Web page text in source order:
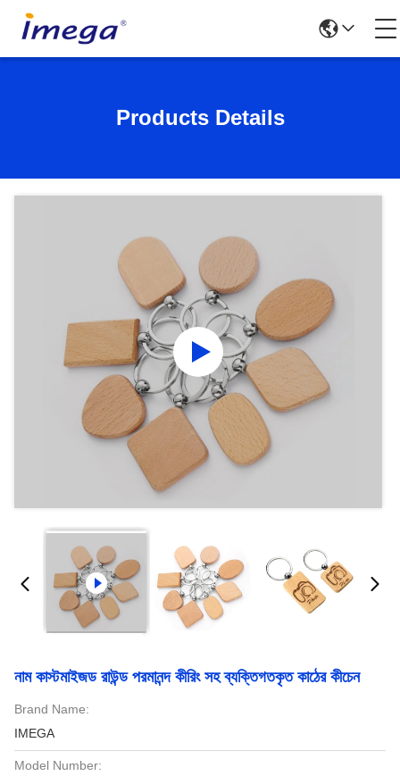
Products Details
নাম কাস্টমাইজড রাউন্ড পরমানন্দ কীরিং সহ ব্যক্তিগতকৃত কাঠের কীচেন
Brand Name:
IMEGA
Model Number: